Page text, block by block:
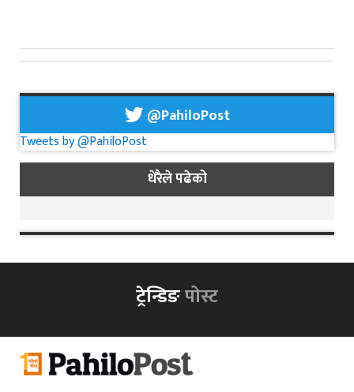
@PahiloPost
Tweets by @PahiloPost
धेरैले पढेको
ट्रेन्डिङपोस्ट